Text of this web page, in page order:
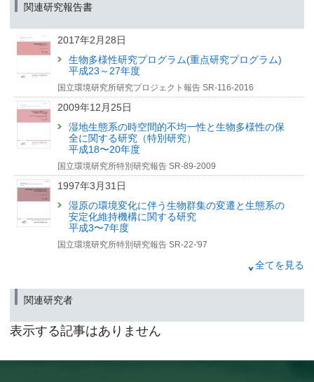
関連研究報告書
2017年2月28日
生物多様性研究プログラム(重点研究プログラム)
平成23～27年度
国立環境研究所研究プロジェクト報告 SR-116-2016
2009年12月25日
湿地生態系の時空間的不均一性と生物多様性の保
全に関する研究（特別研究）
平成18〜20年度
国立環境研究所特別研究報告 SR-89-2009
1997年3月31日
湿原の環境変化に伴う生物群集の変遷と生態系の
安定化維持機構に関する研究
平成3〜7年度
国立環境研究所特別研究報告 SR-22-'97
国立環境研究所研究報告 R-134-'95
1989年3月16日
遠隔計測による環境動態の評価手法の開発に関す
昭和59〜62年度
全てを見る
関連研究者
表示する記事はありません